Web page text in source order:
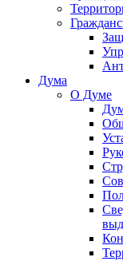
Дума
О Думе